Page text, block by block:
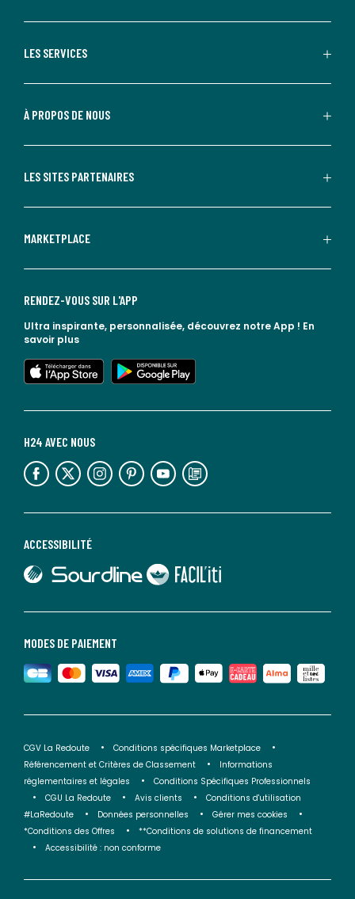
LES SERVICES
À PROPOS DE NOUS
LES SITES PARTENAIRES
MARKETPLACE
MODES DE PAIEMENT
ACCESSIBILITÉ
lien vers Faciliti
H24 AVEC NOUS
lien vers l'espace réseaux sociaux lien vers l'espace réseaux sociaux lien vers l'espace réseaux sociaux lien vers l'espace réseaux sociaux lien vers l'espace réseaux sociaux lien vers le blog la redoute
RENDEZ-VOUS SUR L'APP
Ultra inspirante, personnalisée, découvrez notre App ! En
savoir plus
lien vers l'app store
lien vers google play
CGV La Redoute
Conditions spécifiques Marketplace
Référencement et Critères de Classement
Informations
réglementaires et légales
Conditions Spécifiques Professionnels
CGU La Redoute
Avis clients
Conditions d'utilisation
#LaRedoute
Données personnelles
Gérer mes cookies
*Conditions des Offres
**Conditions de solutions de financement
Accessibilité : non conforme